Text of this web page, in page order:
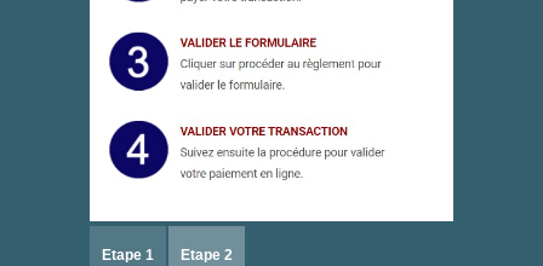
Etape 1 Etape 2